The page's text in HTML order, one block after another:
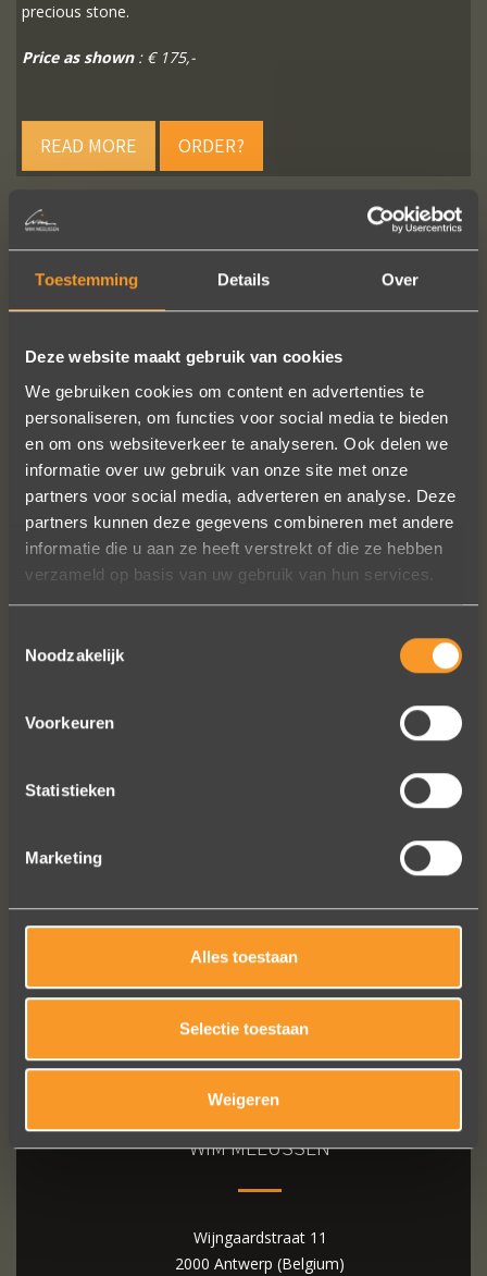
Toestemming Details Over
Deze website maakt gebruik van cookies
We gebruiken cookies om content en advertenties te
personaliseren, om functies voor social media te bieden
en om ons websiteverkeer te analyseren. Ook delen we
informatie over uw gebruik van onze site met onze
partners voor social media, adverteren en analyse. Deze
partners kunnen deze gegevens combineren met andere
informatie die u aan ze heeft verstrekt of die ze hebben
verzameld op basis van uw gebruik van hun services.
Noodzakelijk
Voorkeuren
Statistieken
Marketing
Alles toestaan
Selectie toestaan
Weigeren
precious stone.
Price as shown: € 175,-
READ MORE ORDER?
FOLLOW US ON SOCIAL MEDIA
Wat een prachtige sieraden! Na mn
trouwring heb ik nu aan mn andere
hand ook een juweeltje. Zo trots als
een pauw ben ik.
Marijn Melis
WIM MEEUSSEN
Wijngaardstraat 11
2000 Antwerp (Belgium)